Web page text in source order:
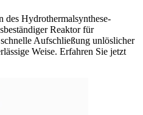
des Hydrothermalsynthese-
Reaktor für
Aufschließung unlöslicher
Weise. Erfahren Sie jetzt